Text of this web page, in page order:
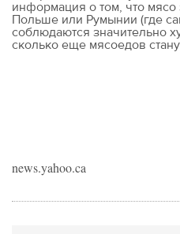
информация о том, что
Польше или Румынии (где
соблюдаются значительно
сколько еще мясоедов
news.yahoo.ca